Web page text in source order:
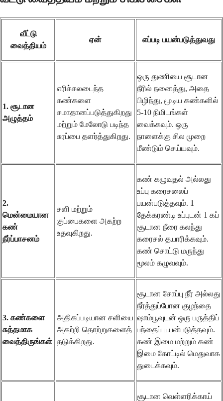
வீட்டு
வைத்தியம்
ஏன் எப்படி பயன்படுத்துவது
1. சூடான
அழுத்தம்
எரிச்சலடைந்த
கண்களை
சமாதானப்படுத்துகிறது
மற்றும் மேலோடு படிந்த
சுரப்பை தளர்த்துகிறது.
ஒரு துணியை சூடான
நீரில் நனைத்து, அதை
பிழிந்து, மூடிய கண்களில்
5-10 நிமிடங்கள்
வைக்கவும். ஒரு
நாளைக்கு சில முறை
மீண்டும் செய்யவும்.
2.
மென்மையான
கண்
நீர்ப்பாசனம்
சளி மற்றும்
குப்பைகளை அகற்ற
உதவுகிறது.
கண் கழுவுதல் அல்லது
உப்பு கரைசலைப்
பயன்படுத்தவும். 1
தேக்கரண்டி உப்புடன் 1 கப்
சூடான நீரை கலந்து
கரைசல் தயாரிக்கவும்.
கண் சொட்டு மருந்து
மூலம் கழுவவும்.
3. கண்களை
சுத்தமாக
வைத்திருங்கள்
அதிகப்படியான சளியை
அகற்றி தொற்றுகளைத்
தடுக்கிறது.
சூடான சோப்பு நீர் அல்லது
நீர்த்துப்போன குழந்தை
ஷாம்பூவுடன் ஒரு பருத்திப்
பந்தைப் பயன்படுத்தவும்.
கண் இமை மற்றும் கண்
இமை கோட்டில் மெதுவாக
துடைக்கவும்.
சூடான வெள்ளரிக்காய்